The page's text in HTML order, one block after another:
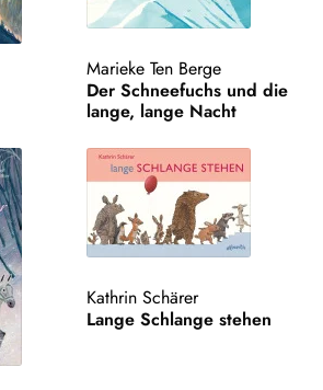
RIGHTS
Marieke Ten Berge
Der Schneefuchs und die
lange, lange Nacht
Kathrin Schärer
Lange Schlange stehen